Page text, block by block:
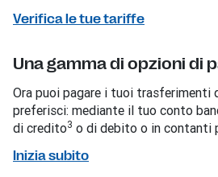
Verifica le tue tariffe
Una gamma di opzioni di
Ora puoi pagare i tuoi trasferimenti
preferisci: mediante il tuo conto
di credito3 o di debito o in contanti
Inizia subito